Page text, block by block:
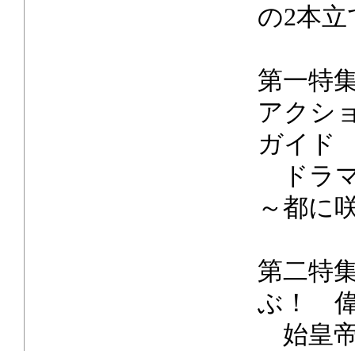
の2本立
第一特
アクシ
ガイド
ドラ
～都に
第二特
ぶ！ 偉
始皇